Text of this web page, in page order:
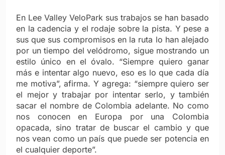
En Lee Valley VeloPark sus trabajos se han basado
en la cadencia y el rodaje sobre la pista. Y pese a
sus que sus compromisos en la ruta lo han alejado
por un tiempo del velódromo, sigue mostrando un
estilo único en el óvalo. “Siempre quiero ganar
más e intentar algo nuevo, eso es lo que cada día
me motiva”, afirma. Y agrega: “siempre quiero ser
el mejor y trabajar por intentar serlo, y también
sacar el nombre de Colombia adelante. No como
nos conocen en Europa por una Colombia
opacada, sino tratar de buscar el cambio y que
nos vean como un país que puede ser potencia en
el cualquier deporte”.